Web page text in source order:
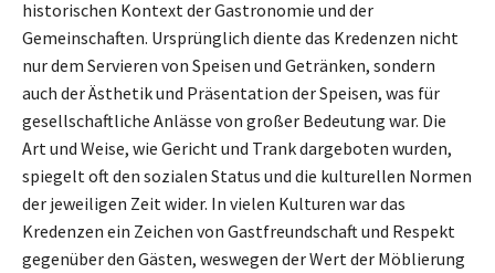
historischen Kontext der Gastronomie und der
Gemeinschaften. Ursprünglich diente das Kredenzen nicht
nur dem Servieren von Speisen und Getränken, sondern
auch der Ästhetik und Präsentation der Speisen, was für
gesellschaftliche Anlässe von großer Bedeutung war. Die
Art und Weise, wie Gericht und Trank dargeboten wurden,
spiegelt oft den sozialen Status und die kulturellen Normen
der jeweiligen Zeit wider. In vielen Kulturen war das
Kredenzen ein Zeichen von Gastfreundschaft und Respekt
gegenüber den Gästen, weswegen der Wert der Möblierung